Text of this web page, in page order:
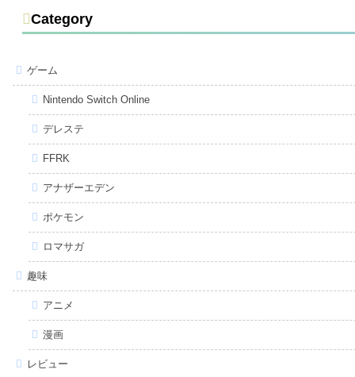
Category
ゲーム
Nintendo Switch Online
デレステ
FFRK
アナザーエデン
ポケモン
ロマサガ
趣味
アニメ
漫画
レビュー